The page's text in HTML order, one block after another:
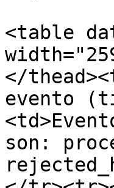
<table
</
evento
son: